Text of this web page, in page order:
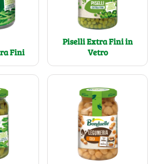
Fini
Piselli Extra Fini in
Vetro